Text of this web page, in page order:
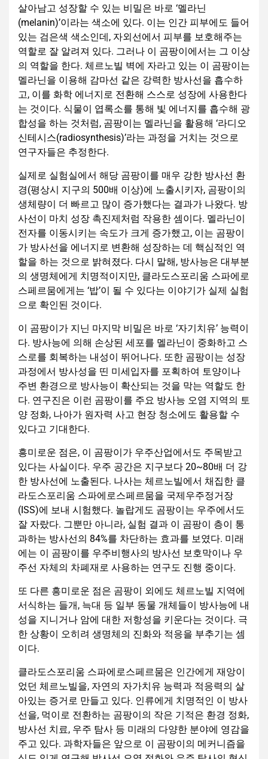
살아남고 성장할 수 있는 비밀은 바로 ‘멜라닌
(melanin)’이라는 색소에 있다. 이는 인간 피부에도 들어
있는 검은색 색소인데, 자외선에서 피부를 보호해주는
역할로 잘 알려져 있다. 그러나 이 곰팡이에서는 그 이상
의 역할을 한다. 체르노빌 벽에 자라고 있는 이 곰팡이는
멜라닌을 이용해 감마선 같은 강력한 방사선을 흡수하
고, 이를 화학 에너지로 전환해 스스로 성장에 사용한다
는 것이다. 식물이 엽록소를 통해 빛 에너지를 흡수해 광
합성을 하는 것처럼, 곰팡이는 멜라닌을 활용해 ‘라디오
신테시스(radiosynthesis)’라는 과정을 거치는 것으로
연구자들은 추정한다.
실제로 실험실에서 해당 곰팡이를 매우 강한 방사선 환
경(평상시 지구의 500배 이상)에 노출시키자, 곰팡이의
생체량이 더 빠르고 많이 증가했다는 결과가 나왔다. 방
사선이 마치 성장 촉진제처럼 작용한 셈이다. 멜라닌이
전자를 이동시키는 속도가 크게 증가했고, 이는 곰팡이
가 방사선을 에너지로 변환해 성장하는 데 핵심적인 역
할을 하는 것으로 밝혀졌다. 다시 말해, 방사능은 대부분
의 생명체에게 치명적이지만, 클라도스포리움 스파에로
스페르뭄에게는 ‘밥’이 될 수 있다는 이야기가 실제 실험
으로 확인된 것이다.
이 곰팡이가 지닌 마지막 비밀은 바로 ‘자기치유’ 능력이
다. 방사능에 의해 손상된 세포를 멜라닌이 중화하고 스
스로를 회복하는 내성이 뛰어나다. 또한 곰팡이는 성장
과정에서 방사성을 띤 미세입자를 포획하여 토양이나
주변 환경으로 방사능이 확산되는 것을 막는 역할도 한
다. 연구진은 이런 곰팡이를 주요 방사능 오염 지역의 토
양 정화, 나아가 원자력 사고 현장 청소에도 활용할 수
있다고 기대한다.
흥미로운 점은, 이 곰팡이가 우주산업에서도 주목받고
있다는 사실이다. 우주 공간은 지구보다 20~80배 더 강
한 방사선에 노출된다. 나사는 체르노빌에서 채집한 클
라도스포리움 스파에로스페르뭄을 국제우주정거장
(ISS)에 보내 시험했다. 놀랍게도 곰팡이는 우주에서도
잘 자랐다. 그뿐만 아니라, 실험 결과 이 곰팡이 층이 통
과하는 방사선의 84%를 차단하는 효과를 보였다. 미래
에는 이 곰팡이를 우주비행사의 방사선 보호막이나 우
주선 자체의 차폐재로 사용하는 연구도 진행 중이다.
또 다른 흥미로운 점은 곰팡이 외에도 체르노빌 지역에
서식하는 들개, 늑대 등 일부 동물 개체들이 방사능에 내
성을 지니거나 암에 대한 저항성을 키운다는 것이다. 극
한 상황이 오히려 생명체의 진화와 적응을 부추기는 셈
이다.
클라도스포리움 스파에로스페르뭄은 인간에게 재앙이
었던 체르노빌을, 자연의 자가치유 능력과 적응력의 살
아있는 증거로 만들고 있다. 인류에게 치명적인 이 방사
선을, 먹이로 전환하는 곰팡이의 작은 기적은 환경 정화,
방사선 치료, 우주 탐사 등 미래의 다양한 분야에 영감을
주고 있다. 과학자들은 앞으로 이 곰팡이의 메커니즘을